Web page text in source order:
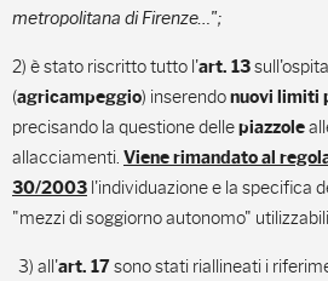
metropolitana di Firenze…";
2) è stato riscritto tutto l'art. 13
(agricampeggio) inserendonuovi limiti
precisando la questione dellepiazzole
allacciamenti. Viene rimandato al
30/2003 l'individuazione e la specifica
"mezzi di soggiorno autonomo"
3) all'art. 17sono stati riallineati i